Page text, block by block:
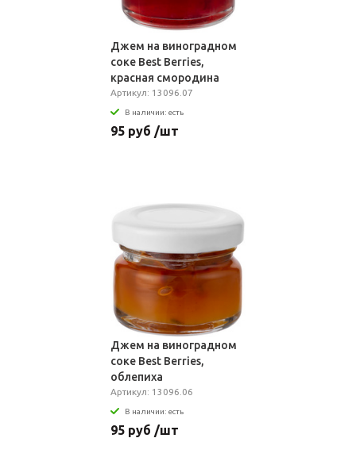
Джем на виноградном
соке Best Berries,
красная смородина
Артикул: 13096.07
В наличии: есть
95 руб /шт
Джем на виноградном
соке Best Berries,
облепиха
Артикул: 13096.06
В наличии: есть
95 руб /шт